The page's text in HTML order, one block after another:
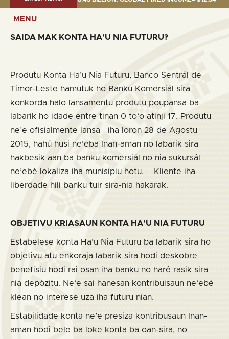
MENU
SAIDA MAK KONTA HA’U NIA FUTURU?
Produtu Konta Ha’u Nia Futuru, Banco Sentrál de
Timor-Leste hamutuk ho Banku Komersiál sira
konkorda halo lansamentu produtu poupansa ba
labarik ho idade entre tinan 0 to’o atinji 17. Produtu
ne’e ofisialmente lansa iha loron 28 de Agostu
2015, hahú husi ne’eba Inan-aman no labarik sira
hakbesik aan ba banku komersiál no nia sukursál
ne’ebé lokaliza iha munisípiu hotu. Kliente iha
liberdade hili banku tuir sira-nia hakarak.
OBJETIVU KRIASAUN KONTA HA’U NIA FUTURU
Estabelese konta Ha’u Nia Futuru ba labarik sira ho
objetivu atu enkoraja labarik sira hodi deskobre
benefísiu hodi rai osan iha banku no haré rasik sira
nia depózitu. Ne’e sai hanesan kontribuisaun ne’ebé
klean no interese uza iha futuru nian.
Estabilidade konta ne’e presiza kontribusaun Inan-
aman hodi bele ba loke konta ba oan-sira, no